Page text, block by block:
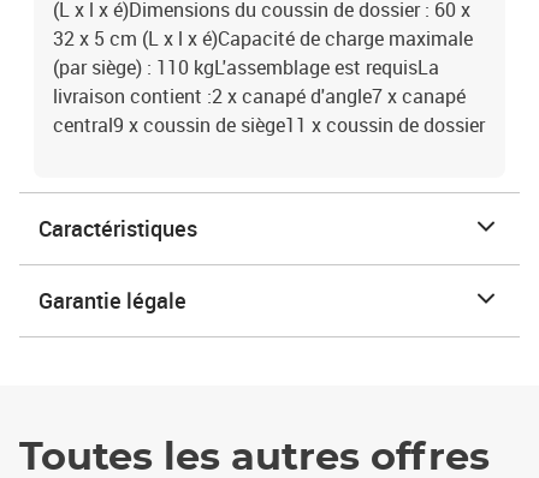
(L x l x é)Dimensions du coussin de dossier : 60 x
32 x 5 cm (L x l x é)Capacité de charge maximale
(par siège) : 110 kgL'assemblage est requisLa
livraison contient :2 x canapé d'angle7 x canapé
central9 x coussin de siège11 x coussin de dossier
Caractéristiques
Garantie légale
Toutes les autres offres